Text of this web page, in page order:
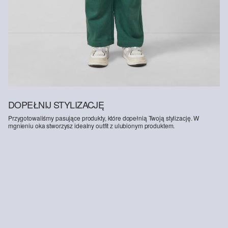
DOPEŁNIJ STYLIZACJĘ
Przygotowaliśmy pasujące produkty, które dopełnią Twoją stylizację. W
mgnieniu oka stworzysz idealny outfit z ulubionym produktem.